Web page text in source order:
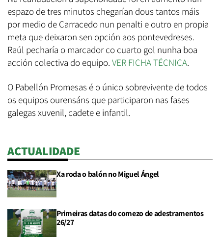
espazo de tres minutos chegarían dous tantos máis
por medio de Carracedo nun penalti e outro en propia
meta que deixaron sen opción aos pontevedreses.
Raúl pecharía o marcador co cuarto gol nunha boa
acción colectiva do equipo. VER FICHA TÉCNICA.
O Pabellón Promesas é o único sobrevivente de todos
os equipos ourensáns que participaron nas fases
galegas xuvenil, cadete e infantil.
ACTUALIDADE
Xa roda o balón no Miguel Ángel
Primeiras datas do comezo de adestramentos
26/27